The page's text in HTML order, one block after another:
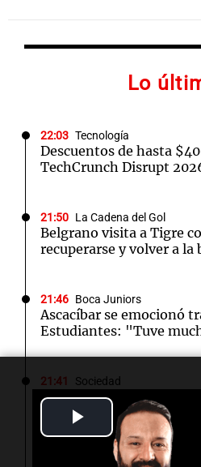
Play
Video
Lo
22:03 Tecnología
Descuentos de hasta
TechCrunch Disrupt
21:50 La Cadena del Gol
Belgrano visita a Tigre
recuperarse y volver a la
21:46 Boca Juniors
Ascacíbar se emocionó
Estudiantes: "Tuve
21:41 Sociedad
Candela Arizaga se
contra Facundo
como cualquiera"